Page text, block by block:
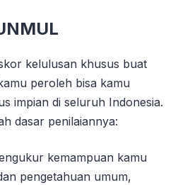
kelulusan khusus buat
peroleh bisa kamu
impian di seluruh Indonesia.
dasar penilaiannya:
kemampuan kamu
pengetahuan umum,